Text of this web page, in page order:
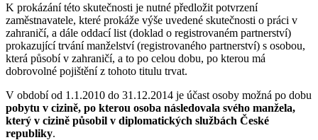
K prokázání této skutečnosti je nutné předložit potvrzení
zaměstnavatele, které prokáže výše uvedené skutečnosti o práci v
zahraničí, a dále oddací list (doklad o registrovaném partnerství)
prokazující trvání manželství (registrovaného partnerství) s osobou,
která působí v zahraničí, a to po celou dobu, po kterou má
dobrovolné pojištění z tohoto titulu trvat.
V období od 1.1.2010 do 31.12.2014 je účast osoby možná po dobu
pobytu v cizině, po kterou osoba následovala svého manžela,
který v cizině působil v diplomatických službách České
republiky.